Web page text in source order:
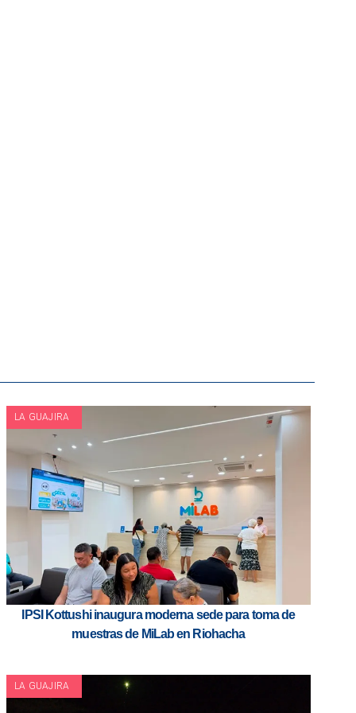
LA GUAJIRA
IPSI Kottushi inaugura moderna sede para toma de
muestras de MiLab en Riohacha
LA GUAJIRA